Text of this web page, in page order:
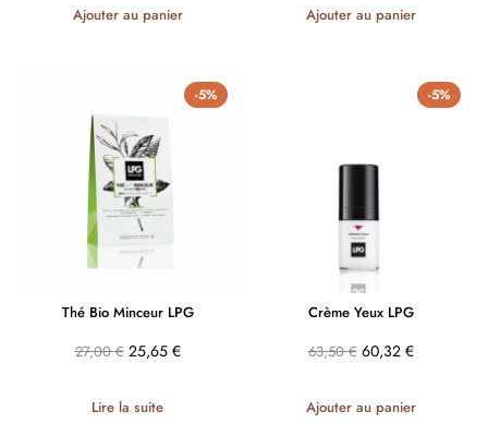
Ajouter au panier Ajouter au panier
-5%
Thé Bio Minceur LPG
27,00€ 25,65 €
Lire la suite
-5%
Crème Yeux LPG
63,50€ 60,32 €
Ajouter au panier